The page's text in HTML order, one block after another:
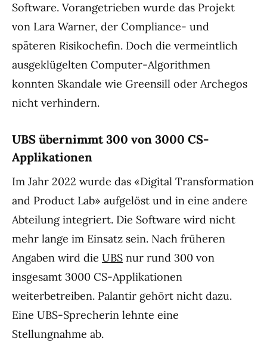
Software. Vorangetrieben wurde das Projekt
von Lara Warner, der Compliance- und
späteren Risikochefin. Doch die vermeintlich
ausgeklügelten Computer-Algorithmen
konnten Skandale wie Greensill oder Archegos
nicht verhindern.
UBS übernimmt 300 von 3000 CS-
Applikationen
Im Jahr 2022 wurde das «Digital Transformation
and Product Lab» aufgelöst und in eine andere
Abteilung integriert. Die Software wird nicht
mehr lange im Einsatz sein. Nach früheren
Angaben wird die UBS nur rund 300 von
insgesamt 3000 CS-Applikationen
weiterbetreiben. Palantir gehört nicht dazu.
Eine UBS-Sprecherin lehnte eine
Stellungnahme ab.